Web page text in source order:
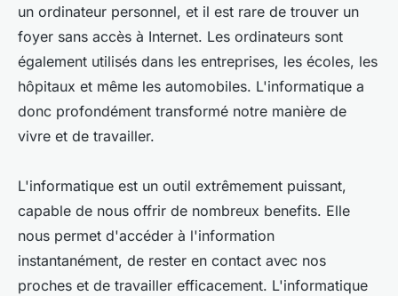
un ordinateur personnel, et il est rare de trouver un
foyer sans accès à Internet. Les ordinateurs sont
également utilisés dans les entreprises, les écoles, les
hôpitaux et même les automobiles. L'informatique a
donc profondément transformé notre manière de
vivre et de travailler.
L'informatique est un outil extrêmement puissant,
capable de nous offrir de nombreux benefits. Elle
nous permet d'accéder à l'information
instantanément, de rester en contact avec nos
proches et de travailler efficacement. L'informatique